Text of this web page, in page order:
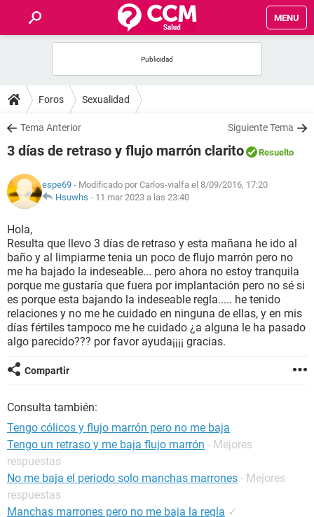
MENU
FOROS
SALUD
NUTRICIÓN
BIENESTAR
SEXUALIDAD
GLOSARIO
Foros Sexualidad
Tema Anterior Siguiente Tema
3 días de retraso y flujo marrón clarito Resuelto
espe69 - Modificado por Carlos-vialfa el 8/09/2016, 17:20
Hsuwhs - 11 mar 2023 a las 23:40
Hola,
Resulta que llevo 3 días de retraso y esta mañana he ido al
baño y al limpiarme tenia un poco de flujo marrón pero no
me ha bajado la indeseable... pero ahora no estoy tranquila
porque me gustaría que fuera por implantación pero no sé si
es porque esta bajando la indeseable regla..... he tenido
relaciones y no me he cuidado en ninguna de ellas, y en mis
días fértiles tampoco me he cuidado ¿a alguna le ha pasado
algo parecido??? por favor ayuda¡¡¡¡ gracias.
Compartir
Consulta también:
Tengo cólicos y flujo marrón pero no me baja
Tengo un retraso y me baja flujo marrón - Mejores
respuestas
No me baja el periodo solo manchas marrones - Mejores
respuestas
Manchas marrones pero no me baja la regla ✓